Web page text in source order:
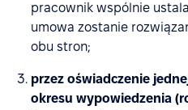
pracownik wspólnie
umowa zostanie
obu stron;
przez oświadczenie
okresu wypowiedzenia